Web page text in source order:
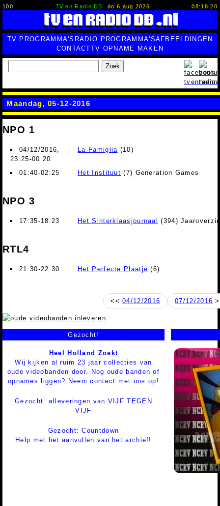
100 TV en Radio DB do 6 aug 2026 08:18:21
TV PROGRAMMA'S RADIO PROGRAMMA'SAFBEELDINGEN
CONTACTTV OPNAME MAKEN
Zoek
Maandag, 05-12-2016
NPO 1
04/12/2016,
23:25-00:20
La Famiglia (10)
01:40-02:25 Het Instituut (7) Generation Games
NPO 3
17:35-18:23 Het Sinterklaasjournaal (394)
RTL4
21:30-22:30 Het Perfecte Plaatje (6)
<<04/12/2016 07/12/2016
Gezocht!
Heel Holland Zoekt
Wij kijken al ruim 23 jaar collecties van
oude videobanden door. Nog oude banden of
opnames liggen? Neem contact met ons op!
Gezocht: afleveringen van VIJF TEGEN
VIJF
Gezocht: Countdown
Help met het aanvullen van het archief!